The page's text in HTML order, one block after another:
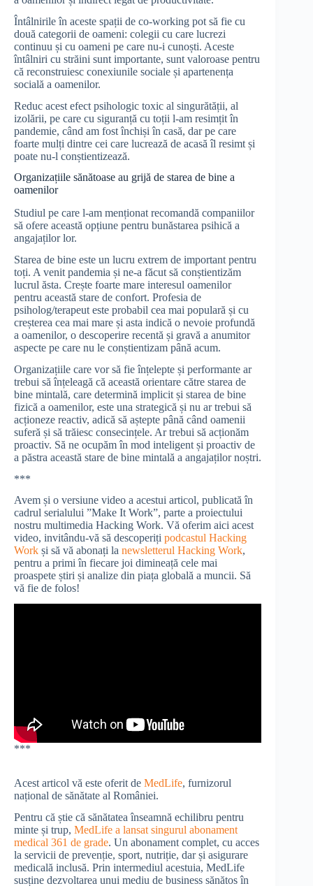
Întâlnirile în aceste spații de co-working pot să fie cu
două categorii de oameni: colegii cu care lucrezi
continuu și cu oameni pe care nu-i cunoști. Aceste
întâlniri cu străini sunt importante, sunt valoroase pentru
că reconstruiesc conexiunile sociale și apartenența
socială a oamenilor.
Reduc acest efect psihologic toxic al singurătății, al
izolării, pe care cu siguranță cu toții l-am resimțit în
pandemie, când am fost închiși în casă, dar pe care
foarte mulți dintre cei care lucrează de acasă îl resimt și
poate nu-l conștientizează.
Organizațiile sănătoase au grijă de starea de bine a
oamenilor
Studiul pe care l-am menționat recomandă companiilor
să ofere această opțiune pentru bunăstarea psihică a
angajaților lor.
Starea de bine este un lucru extrem de important pentru
toți. A venit pandemia și ne-a făcut să conștientizăm
lucrul ăsta. Crește foarte mare interesul oamenilor
pentru această stare de confort. Profesia de
psiholog/terapeut este probabil cea mai populară și cu
creșterea cea mai mare și asta indică o nevoie profundă
a oamenilor, o descoperire recentă și gravă a anumitor
aspecte pe care nu le conștientizam până acum.
Organizațiile care vor să fie înțelepte și performante ar
trebui să înțeleagă că această orientare către starea de
bine mintală, care determină implicit și starea de bine
fizică a oamenilor, este una strategică și nu ar trebui să
acționeze reactiv, adică să aștepte până când oamenii
suferă și să trăiesc consecințele. Ar trebui să acționăm
proactiv. Să ne ocupăm în mod inteligent și proactiv de
a păstra această stare de bine mintală a angajaților noștri.
***
Avem și o versiune video a acestui articol, publicată în
cadrul serialului ”Make It Work”, parte a proiectului
nostru multimedia Hacking Work. Vă oferim aici acest
video, invitându-vă să descoperiți podcastul Hacking
Work și să vă abonați la newsletterul Hacking Work,
pentru a primi în fiecare joi dimineață cele mai
proaspete știri și analize din piața globală a muncii. Să
vă fie de folos!
***
Acest articol vă este oferit de MedLife, furnizorul
național de sănătate al României.
Pentru că știe că sănătatea înseamnă echilibru pentru
minte și trup, MedLife a lansat singurul abonament
medical 361 de grade. Un abonament complet, cu acces
la servicii de prevenție, sport, nutriție, dar și asigurare
medicală inclusă. Prin intermediul acestuia, MedLife
susține dezvoltarea unui mediu de business sănătos în